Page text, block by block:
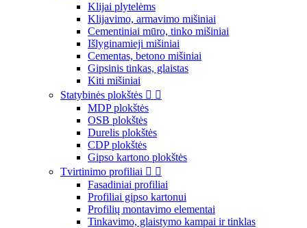
Klijai plytelėms
Klijavimo, armavimo mišiniai
Cementiniai mūro, tinko mišiniai
Išlyginamieji mišiniai
Cementas, betono mišiniai
Gipsinis tinkas, glaistas
Kiti mišiniai
Statybinės plokštės  
MDP plokštės
OSB plokštės
Durelis plokštės
CDP plokštės
Gipso kartono plokštės
Tvirtinimo profiliai  
Fasadiniai profiliai
Profiliai gipso kartonui
Profilių montavimo elementai
Tinkavimo, glaistymo kampai ir tinklas